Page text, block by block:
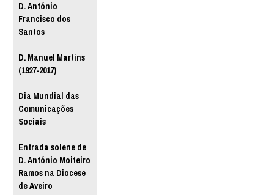
D. António
Francisco dos
Santos
D. Manuel Martins
(1927-2017)
Dia Mundial das
Comunicações
Sociais
Entrada solene de
D. António Moiteiro
Ramos na Diocese
de Aveiro